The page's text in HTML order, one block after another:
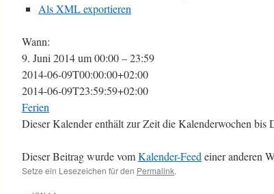
Als XML exportieren
Wann:
9. Juni 2014 um 00:00 – 23:59
2014-06-09T00:00:00+02:00
2014-06-09T23:59:59+02:00
Ferien
Dieser Kalender enthält zur Zeit die Kalenderwochen bis
Dieser Beitrag wurde vomKalender-Feed einer anderen
Setze ein Lesezeichen für den Permalink.